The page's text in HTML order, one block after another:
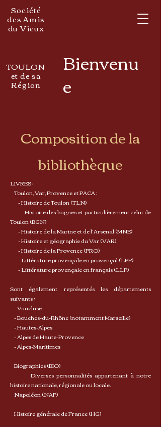
Société
des Amis
du Vieux
TOULON
et de sa
Région
Bienvenu
e
Composition de la
bibliothèque
LIVRES :
Toulon, Var, Provence et PACA :
- Histoire de Toulon (TLN)
- Histoire des bagnes et particulièrement celui de
Toulon (BGN)
- Histoire de la Marine et de l’Arsenal (MNE)
- Histoire et géographie du Var (VAR)
- Histoire de la Provence (PRO)
- Littérature provençale en provençal (LPP)
- Littérature provençale en français (LLF)
Sont également représentés les départements
suivants :
- Vaucluse
- Bouches-du-Rhône (notamment Marseille)
- Hautes-Alpes
- Alpes de Haute-Provence
- Alpes-Maritimes
Biographies (BIO)
Diverses personnalités appartenant à notre
histoire nationale, régionale ou locale.
Napoléon (NAP)
Histoire générale de France (HG)